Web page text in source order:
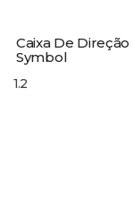
Caixa De
Symbol